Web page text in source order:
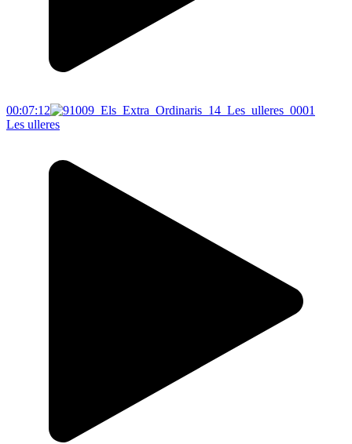
00:07:12
Les ulleres